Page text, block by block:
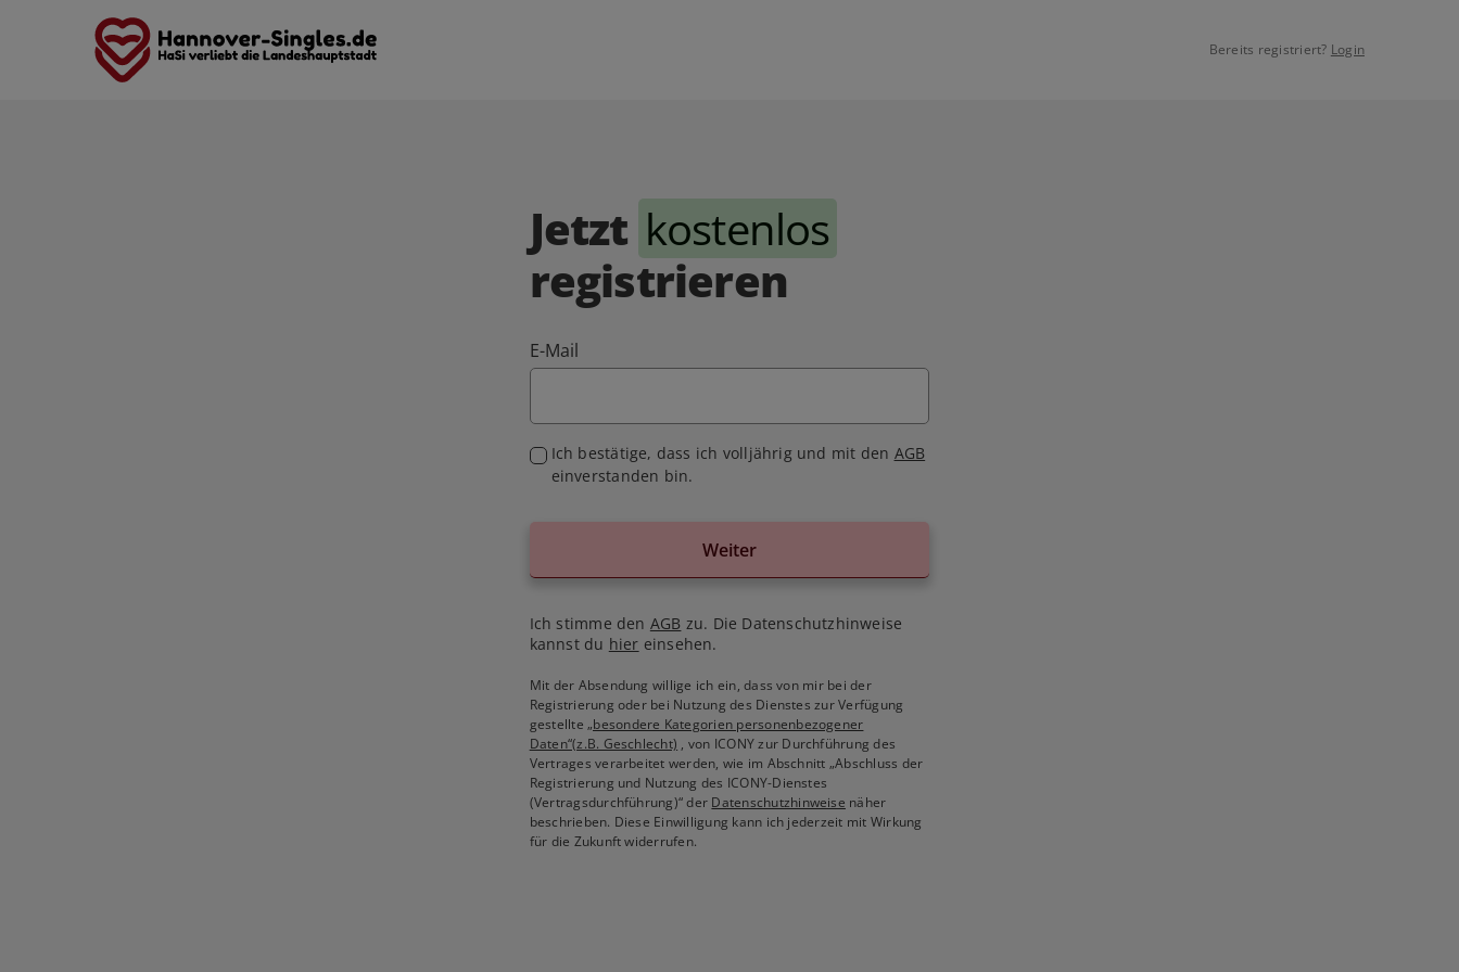
Bereits registriert? Login
Jetzt kostenlos
registrieren
E-Mail
Ich bestätige, dass ich volljährig und mit den AGB
einverstanden bin.
Weiter
Ich stimme den AGB zu. Die Datenschutzhinweise
kannst du hier einsehen.
Mit der Absendung willige ich ein, dass von mir bei der
Registrierung oder bei Nutzung des Dienstes zur Verfügung
gestellte„besondere Kategorien personenbezogener
Daten“(z.B. Geschlecht) , von ICONY zur Durchführung des
Vertrages verarbeitet werden, wie im Abschnitt „Abschluss der
Registrierung und Nutzung des ICONY-Dienstes
(Vertragsdurchführung)“ der Datenschutzhinweise näher
beschrieben. Diese Einwilligung kann ich jederzeit mit Wirkung
für die Zukunft widerrufen.